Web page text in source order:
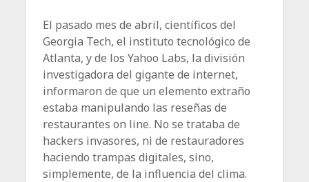
El pasado mes de abril, científicos del
Georgia Tech, el instituto tecnológico de
Atlanta, y de los Yahoo Labs, la división
investigadora del gigante de internet,
informaron de que un elemento extraño
estaba manipulando las reseñas de
restaurantes on line. No se trataba de
hackers invasores, ni de restauradores
haciendo trampas digitales, sino,
simplemente, de la influencia del clima.